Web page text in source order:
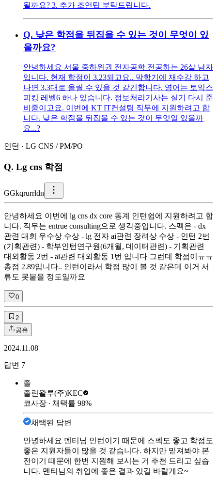
될까요? 3. 추가 조언팁 부탁드립니다.
Q. 낮은 학점을 뒤집을 수 있는 것이 무엇이 있
을까요?
안녕하세요 서울 중하위권 전자공학 전공하는 26살 남자
입니다. 현재 학점이 3.23되고요.. 막학기에 재수강 하고
나면 3.3대로 올릴 수 있을 것 같긴합니다. 영어는 토익스
피킹 레벨6 하나 있습니다. 정보처리기사는 실기 다시 준
비중이고요. 이번에 KT IT컨설팅 직무에 지원하려고 합
니다. 낮은 학점을 뒤집을 수 있는 것이 무엇일 있을까
요...?
인턴 · LG CNS /PM/PO
Q. Lg cns 학점
GGkqrurrldn
안녕하세요 이번에 lg cns dx core 동계 인턴쉽에 지원하려고 합
니다. 직무는 entrue consulting으로 생각중입니다. 스펙은 - dx
관련 대회 우수상 수상 - lg 전자 ai관련 장려상 수상 - 인턴 2번
(기획관련) - 학부인턴연구원(6개월, 데이터관련) - 기획관련
대외활동 2번 - ai관련 대외활동 1번 입니다 그런데 학점이ㅠㅠ
총점 2.89입니다.. 인턴이라서 학점 많이 볼 것 같은데 이거 서
류도 못붙을 정도일까요
0
2
공유
2024.11.08
답변 7
졸
졸린왈루(주)KEC
코사장 ∙ 채택률 98%
채택된 답변
안녕하세요 멘티님 인턴이기 때문에 스펙도 좋고 학점도
좋은 지원자들이 많을 것 같습니다. 하지만 밑져봐야 본
전이기 때문에 한번 지원해 보시는 거 추천 드리고 싶습
니다. 멘티님의 취업에 좋은 결과 있길 바랄게요~